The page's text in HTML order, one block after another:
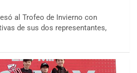
al Trofeo de Invierno con
de sus dos representantes,